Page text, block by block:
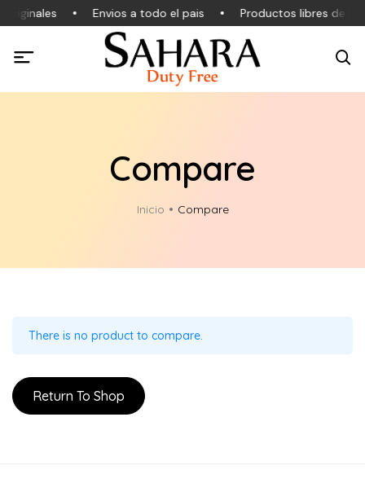
originales Envios a todo el pais Productos libres de IVA
Compare
Inicio Compare
There is no product to compare.
Return To Shop